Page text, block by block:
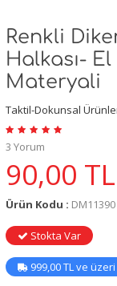
Renkli
Halkası-
Materyali
Taktil-Dokunsal
3 Yorum
90,00 TL
Ürün Kodu : DM11390
Stokta Var
999,00 TL ve